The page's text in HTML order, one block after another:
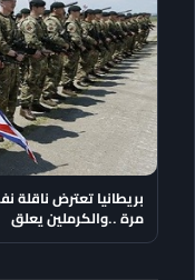
بريطانيا تعترض ناقلة
مرة ..والكرملين يعلق